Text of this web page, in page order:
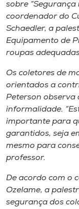
Museu
Unoesc
Store
Selecione
A+
A-
sobre “Segurança
coordenador do
Schaedler, a
Equipamento de
roupas
Os coletores de
orientados a
Peterson observa
informalidade.
importante para
garantidos, seja
mesmo para
professor.
De acordo com o
Ozelame, a
segurança dos